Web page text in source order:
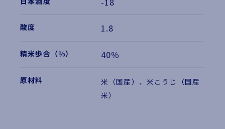
1.8
40％
米（国産）、米こうじ（国産
米）